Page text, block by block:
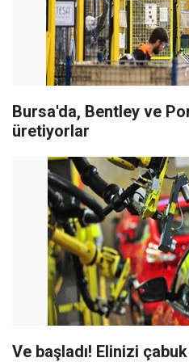
Bursa'da, Bentley ve
üretiyorlar
Ve başladı! Elinizi